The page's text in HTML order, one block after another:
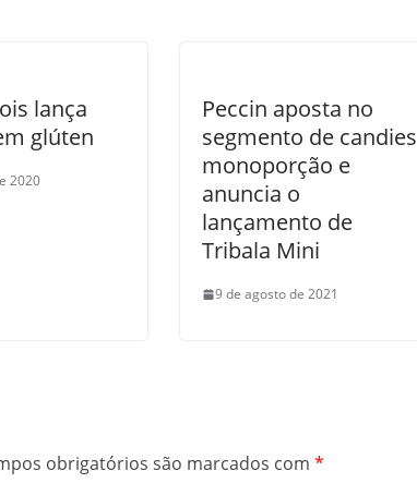
lança
glúten
2020
Peccin aposta no
segmento de candies
monoporção e
anuncia o
lançamento de
Tribala Mini
9 de agosto de 2021
obrigatórios são marcados com *